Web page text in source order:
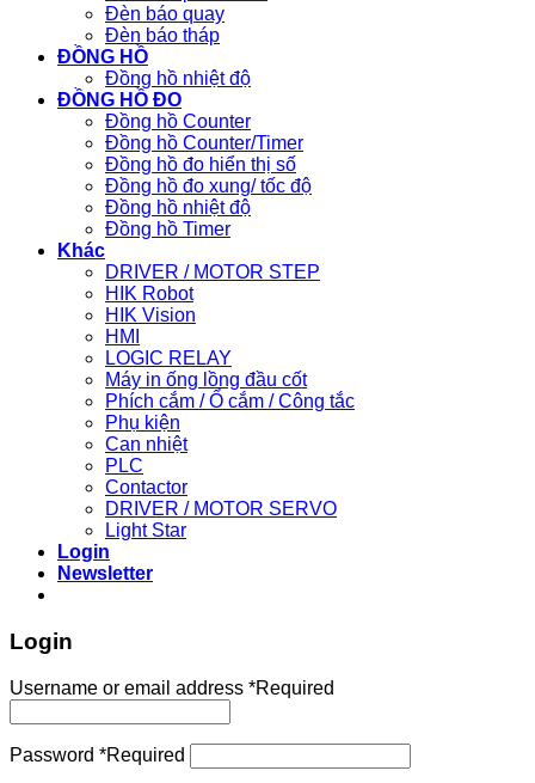
Đèn báo quay
Đèn báo tháp
ĐỒNG HỒ
Đồng hồ nhiệt độ
ĐỒNG HỒ ĐO
Đồng hồ Counter
Đồng hồ Counter/Timer
Đồng hồ đo hiển thị số
Đồng hồ đo xung/ tốc độ
Đồng hồ nhiệt độ
Đồng hồ Timer
Khác
DRIVER / MOTOR STEP
HIK Robot
HIK Vision
HMI
LOGIC RELAY
Máy in ống lồng đầu cốt
Phích cắm / Ổ cắm / Công tắc
Phụ kiện
Can nhiệt
PLC
Contactor
DRIVER / MOTOR SERVO
Light Star
Login
Newsletter
Login
Username or email address *Required
Password *Required